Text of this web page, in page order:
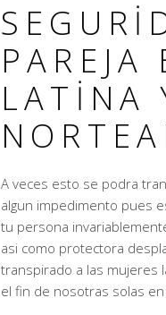
PAREJA
LATINA
A veces esto se podra
algun impedimento pues
tu persona
asi­ como protectora
transpirado a las mujeres
el fin de nosotras solas